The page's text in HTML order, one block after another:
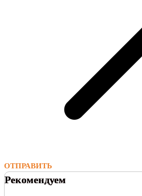
ОТПРАВИТЬ
Рекомендуем